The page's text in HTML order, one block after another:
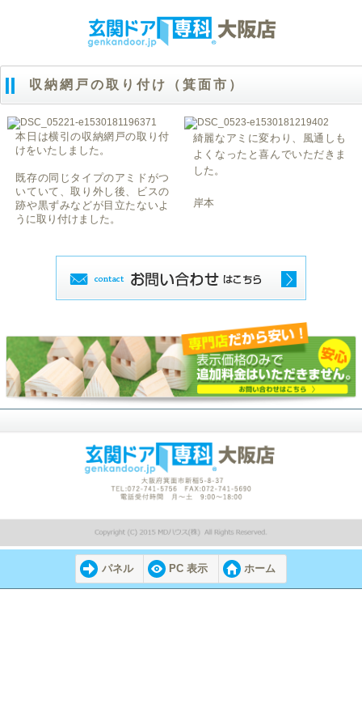
収納網戸の取り付け（箕面市）
本日は横引の収納網戸の取り付
けをいたしました。
既存の同じタイプのアミドがつ
いていて、取り外し後、ビスの
跡や黒ずみなどが目立たないよ
うに取り付けました。
綺麗なアミに変わり、風通しも
よくなったと喜んでいただきま
した。
岸本
パネル PC 表示 ホーム